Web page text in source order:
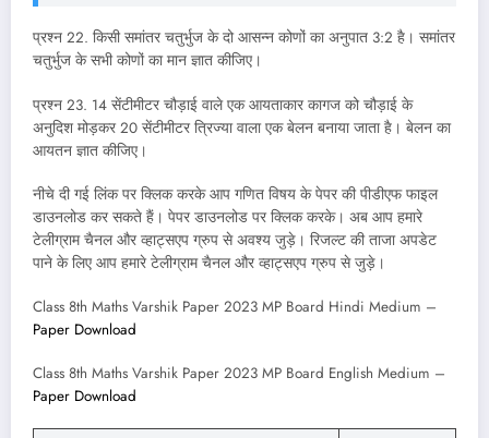
प्रश्न 22. किसी समांतर चतुर्भुज के दो आसन्न कोणों का अनुपात 3:2 है। समांतर
चतुर्भुज के सभी कोणों का मान ज्ञात कीजिए।
प्रश्न 23. 14 सेंटीमीटर चौड़ाई वाले एक आयताकार कागज को चौड़ाई के
अनुदिश मोड़कर 20 सेंटीमीटर त्रिज्या वाला एक बेलन बनाया जाता है। बेलन का
आयतन ज्ञात कीजिए।
नीचे दी गई लिंक पर क्लिक करके आप गणित विषय के पेपर की पीडीएफ फाइल
डाउनलोड कर सकते हैं। पेपर डाउनलोड पर क्लिक करके। अब आप हमारे
टेलीग्राम चैनल और व्हाट्सएप ग्रुप से अवश्य जुड़े। रिजल्ट की ताजा अपडेट
पाने के लिए आप हमारे टेलीग्राम चैनल और व्हाट्सएप ग्रुप से जुड़े।
Class 8th Maths Varshik Paper 2023 MP Board Hindi Medium –
Paper Download
Class 8th Maths Varshik Paper 2023 MP Board English Medium –
Paper Download